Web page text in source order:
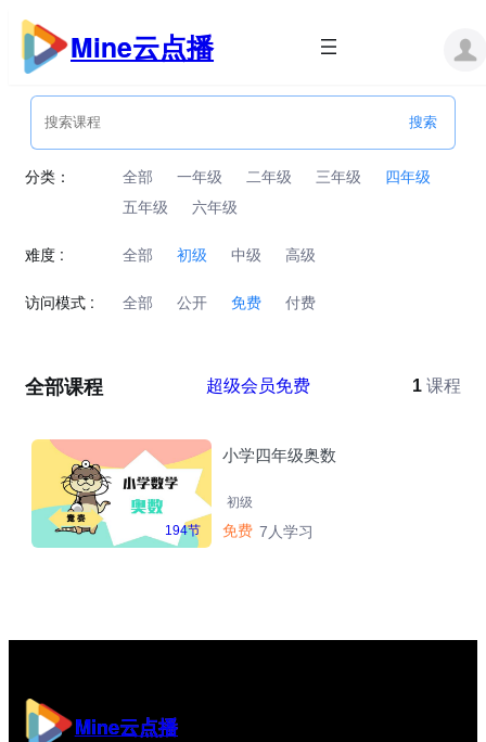
跳
内
Mine云点播
分类： 全部 一年级 二年级 三年级
四年级
五年级
六年级
难度 : 全部 初级 中级 高级
访问模式 : 全部 公开 免费 付费
全部课程 超级会员免费 1 课程
194节
小学四年级奥数
初级
免费 7人学习
Mine云点播